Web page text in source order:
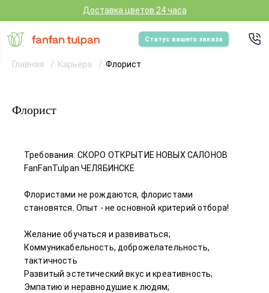
Доставка цветов 24 часа
Статус вашего заказа
Главная Карьера Флорист
Флорист
Требования: СКОРО ОТКРЫТИЕ НОВЫХ САЛОНОВ
FanFanTulpan ЧЕЛЯБИНСКЕ
Флористами не рождаются, флористами
становятся. Опыт - не основной критерий отбора!
Желание обучаться и развиваться;
Коммуникабельность, доброжелательность,
тактичность
Развитый эстетический вкус и креативность;
Эмпатию и неравнодушие к людям;